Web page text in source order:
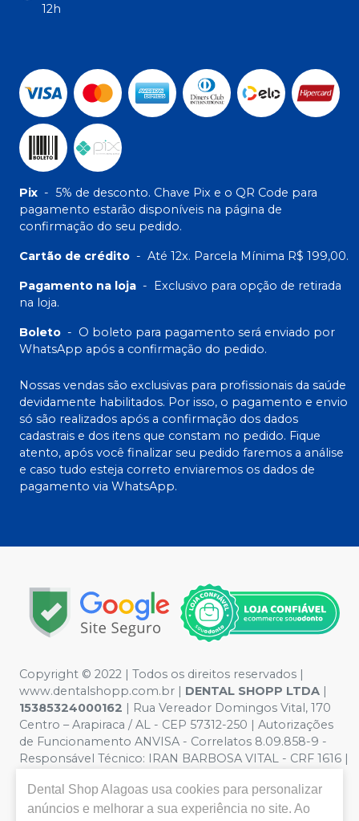
12h
Pix - 5% de desconto. Chave Pix e o QR Code para
pagamento estarão disponíveis na página de
confirmação do seu pedido.
Cartão de crédito - Até 12x. Parcela Mínima R$ 199,00.
Pagamento na loja - Exclusivo para opção de retirada
na loja.
Boleto - O boleto para pagamento será enviado por
WhatsApp após a confirmação do pedido.
Nossas vendas são exclusivas para profissionais da saúde
devidamente habilitados. Por isso, o pagamento e envio
só são realizados após a confirmação dos dados
cadastrais e dos itens que constam no pedido. Fique
atento, após você finalizar seu pedido faremos a análise
e caso tudo esteja correto enviaremos os dados de
pagamento via WhatsApp.
Copyright © 2022 | Todos os direitos reservados |
www.dentalshopp.com.br | DENTAL SHOPP LTDA |
15385324000162 | Rua Vereador Domingos Vital, 170
Centro – Arapiraca / AL - CEP 57312-250 | Autorizações
de Funcionamento ANVISA - Correlatos 8.09.858-9 -
Responsável Técnico: IRAN BARBOSA VITAL - CRF 1616 |
ilustrativas - Os preços e condições da loja virtual estão
sujeitos a alterações. Em caso de divergência de preços
Dental Shop Alagoas usa cookies para personalizar
anúncios e melhorar a sua experiência no site. Ao